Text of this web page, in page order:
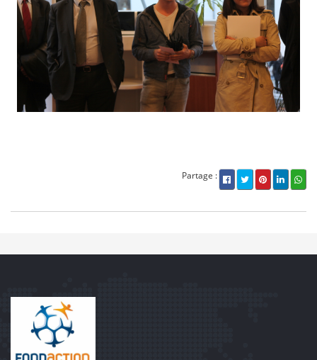
Partage :